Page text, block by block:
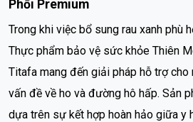
Phổi Premium
Trong khi việc bổ sung rau xanh phù
Thực phẩm bảo vệ sức khỏe Thiên
Titafa mang đến giải pháp hỗ trợ
vấn đề về ho và đường hô hấp. Sản
dựa trên sự kết hợp hoàn hảo giữa y